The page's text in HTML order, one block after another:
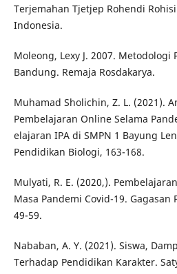
Terjemahan Tjetjep Rohendi
Indonesia.
Moleong, Lexy J. 2007.
Bandung. Remaja Rosdakarya.
Muhamad Sholichin, Z. L. (2021).
Pembelajaran Online Selama
elajaran IPA di SMPN 1 Bayung
Pendidikan Biologi, 163-168.
Mulyati, R. E. (2020,).
Masa Pandemi Covid-19.
49-59.
Nababan, A. Y. (2021). Siswa,
Terhadap Pendidikan Karakter.